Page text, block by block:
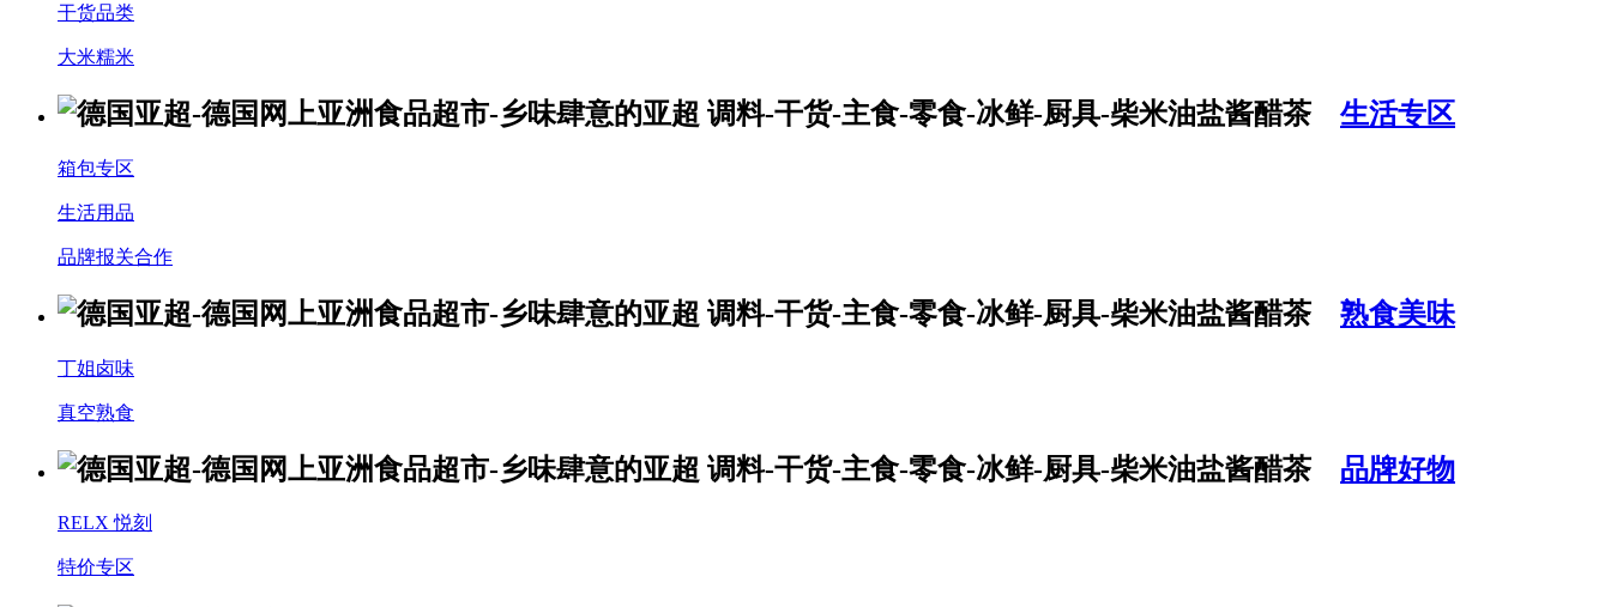
干货品类
大米糯米
生活专区
箱包专区
生活用品
品牌报关合作
熟食美味
丁姐卤味
真空熟食
品牌好物
RELX 悦刻
特价专区